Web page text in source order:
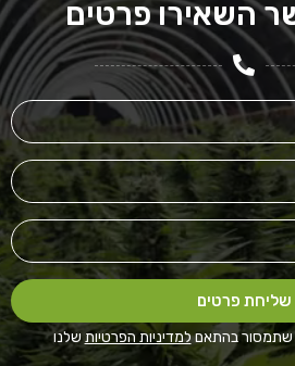
השאירו פרטים
שליחת פרטים
שתמסור בהתאםלמדיניות הפרטיותשלנו